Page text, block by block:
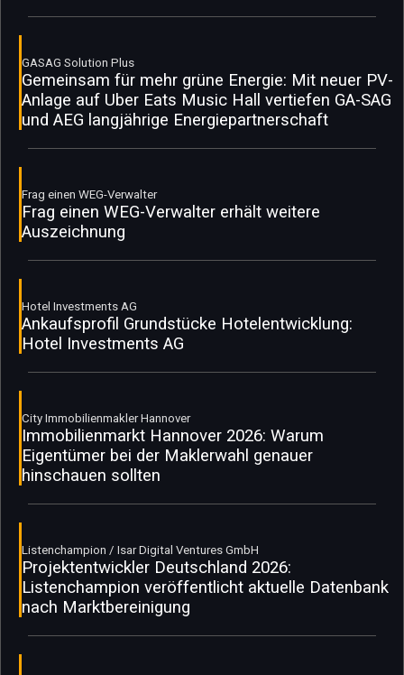
GASAG Solution Plus
Gemeinsam für mehr grüne Energie: Mit neuer PV-
Anlage auf Uber Eats Music Hall vertiefen GA-SAG
und AEG langjährige Energiepartnerschaft
Frag einen WEG-Verwalter
Frag einen WEG-Verwalter erhält weitere
Auszeichnung
Hotel Investments AG
Ankaufsprofil Grundstücke Hotelentwicklung:
Hotel Investments AG
City Immobilienmakler Hannover
Immobilienmarkt Hannover 2026: Warum
Eigentümer bei der Maklerwahl genauer
hinschauen sollten
Listenchampion / Isar Digital Ventures GmbH
Projektentwickler Deutschland 2026:
Listenchampion veröffentlicht aktuelle Datenbank
nach Marktbereinigung